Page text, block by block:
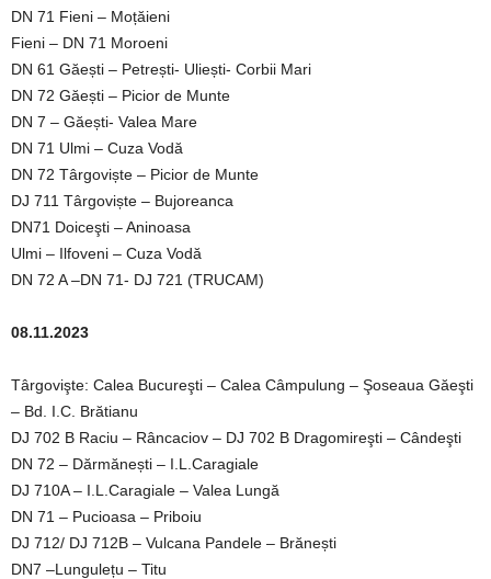
DN 71 Fieni – Moțăieni
Fieni – DN 71 Moroeni
DN 61 Găești – Petrești- Uliești- Corbii Mari
DN 72 Găești – Picior de Munte
DN 7 – Găești- Valea Mare
DN 71 Ulmi – Cuza Vodă
DN 72 Târgoviște – Picior de Munte
DJ 711 Târgoviște – Bujoreanca
DN71 Doiceşti – Aninoasa
Ulmi – Ilfoveni – Cuza Vodă
DN 72 A –DN 71- DJ 721 (TRUCAM)
08.11.2023
Târgovişte: Calea Bucureşti – Calea Câmpulung – Şoseaua Găeşti
– Bd. I.C. Brătianu
DJ 702 B Raciu – Râncaciov – DJ 702 B Dragomireşti – Cândeşti
DN 72 – Dărmănești – I.L.Caragiale
DJ 710A – I.L.Caragiale – Valea Lungă
DN 71 – Pucioasa – Priboiu
DJ 712/ DJ 712B – Vulcana Pandele – Brănești
DN7 –Lungulețu – Titu